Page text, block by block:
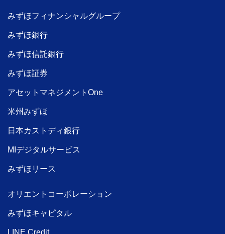
みずほフィナンシャルグループ
みずほ銀行
みずほ信託銀行
みずほ証券
アセットマネジメントOne
米州みずほ
日本カストディ銀行
MIデジタルサービス
みずほリース
オリエントコーポレーション
みずほキャピタル
LINE Credit